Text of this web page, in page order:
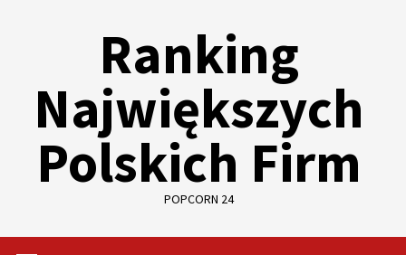
Ranking
Największych
Polskich Firm
POPCORN 24